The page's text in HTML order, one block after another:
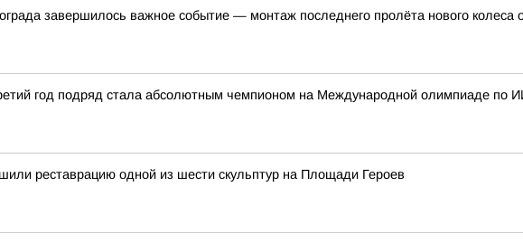
завершилось важное событие — монтаж последнего пролёта нового колеса
год подряд стала абсолютным чемпионом на Международной олимпиаде по
реставрацию одной из шести скульптур на Площади Героев